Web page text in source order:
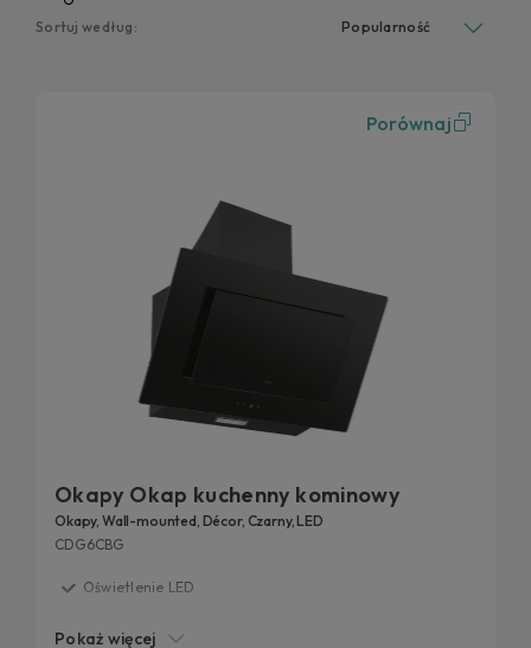
okapów, które wzbogacą Twoją kuchnię dzięki doskonale
baldachimu lub w bardziej klasycznym i minimalistycznym
obiadów i kolacji bez obaw.
Sortuj według:
Porównaj
Okapy Okap kuchenny kominowy
Okapy, Wall-mounted, Décor, Czarny, LED
CDG6CBG
Oświetlenie LED
Pokaż więcej